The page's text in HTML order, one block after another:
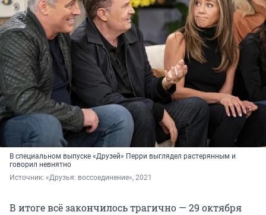
В специальном выпуске «Друзей» Перри выглядел растерянным и
говорил невнятно
Источник: «Друзья: воссоединение», 2021
В итоге всё закончилось трагично — 29 октября